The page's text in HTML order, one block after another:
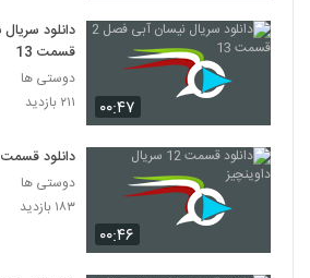
۰۰:۴۷
قسمت 13
دوستی ها
۲۱۱ بازدید
۰۰:۴۶
دانلود قسمت 12 سریال داوینچیز
دوستی ها
۱۸۳ بازدید